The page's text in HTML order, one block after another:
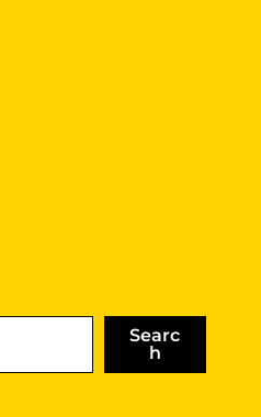
Searc
h